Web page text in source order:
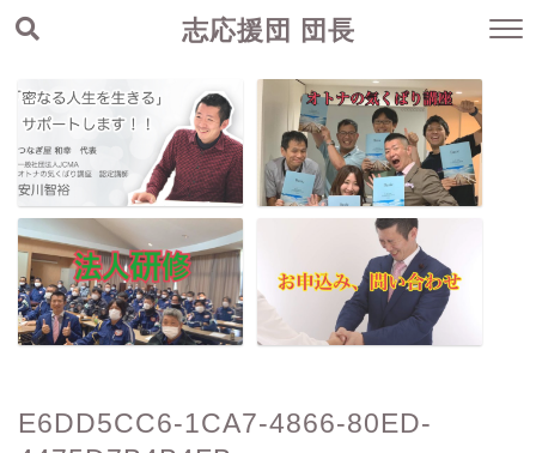
志応援団 団長
E6DD5CC6-1CA7-4866-80ED-